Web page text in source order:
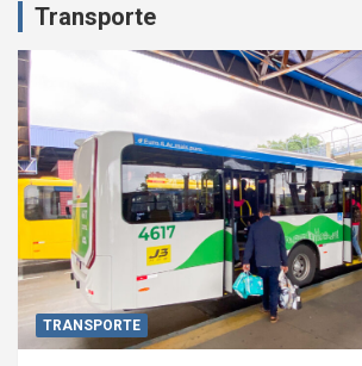
Transporte
TRANSPORTE